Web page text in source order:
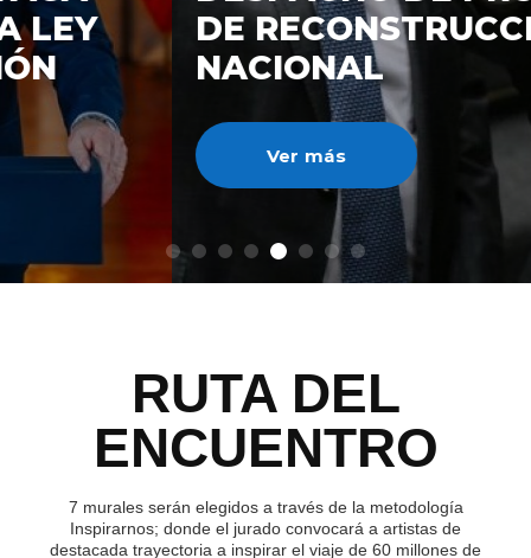
DE RECONSTRUCCIÓ
NACIONAL
Ver más
RUTA DEL
ENCUENTRO
7 murales serán elegidos a través de la metodología
Inspirarnos; donde el jurado convocará a artistas de
destacada trayectoria a inspirar el viaje de 60 millones de